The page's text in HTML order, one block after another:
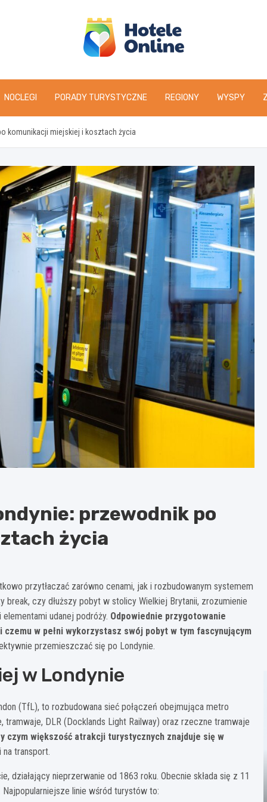
NOCLEGI PORADY TURYSTYCZNE REGIONY WYSPY
komunikacji miejskiej i kosztach życia
przewodnik po
życia
przytłaczać zarówno cenami, jak i rozbudowanym systemem
czy dłuższy pobyt w stolicy Wielkiej Brytanii, zrozumienie
udanej podróży. Odpowiednie przygotowanie
w pełni wykorzystasz swój pobyt w tym fascynującym
przemieszczać się po Londynie.
w Londynie
(TfL), to rozbudowana sieć połączeń obejmująca metro
tramwaje, DLR (Docklands Light Railway) oraz rzeczne tramwaje
większość atrakcji turystycznych znajduje się w
transport.
nieprzerwanie od 1863 roku. Obecnie składa się z 11
linie wśród turystów to: